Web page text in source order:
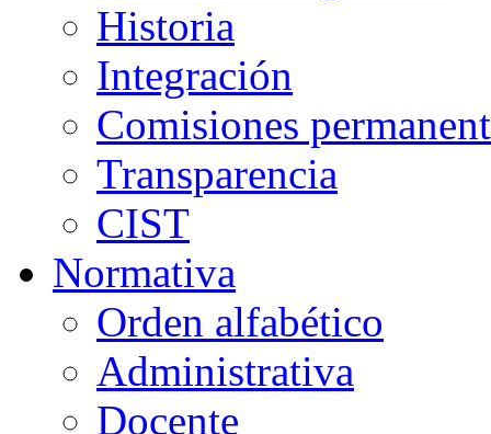
Historia
Integración
Comisiones
Transparencia
CIST
Normativa
Orden alfabético
Administrativa
Docente